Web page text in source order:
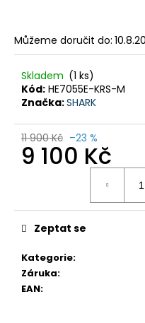
Můžeme doručit do:
Skladem (1 ks)
Kód: HE7055E-KRS-M
Značka:SHARK
11 900 Kč –23 %
9 100 Kč
Kategorie:
Záruka:
EAN:
Zeptat se
2020-
2026
CRUISE
KIT
8
797,38
Kč